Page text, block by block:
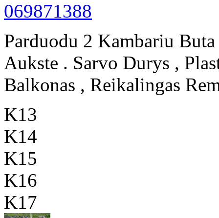
069871388
Parduodu 2 Kambariu
Aukste . Sarvo Durys ,
Balkonas , Reikalingas
K13
K14
K15
K16
K17